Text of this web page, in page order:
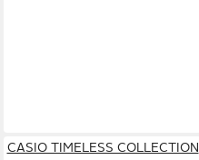
CASIO TIMELESS COLLECTION